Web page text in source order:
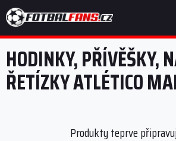
na
obsah
HODINKY, PŘÍVĚŠKY,
ŘETÍZKY ATLÉTICO
Produkty teprve